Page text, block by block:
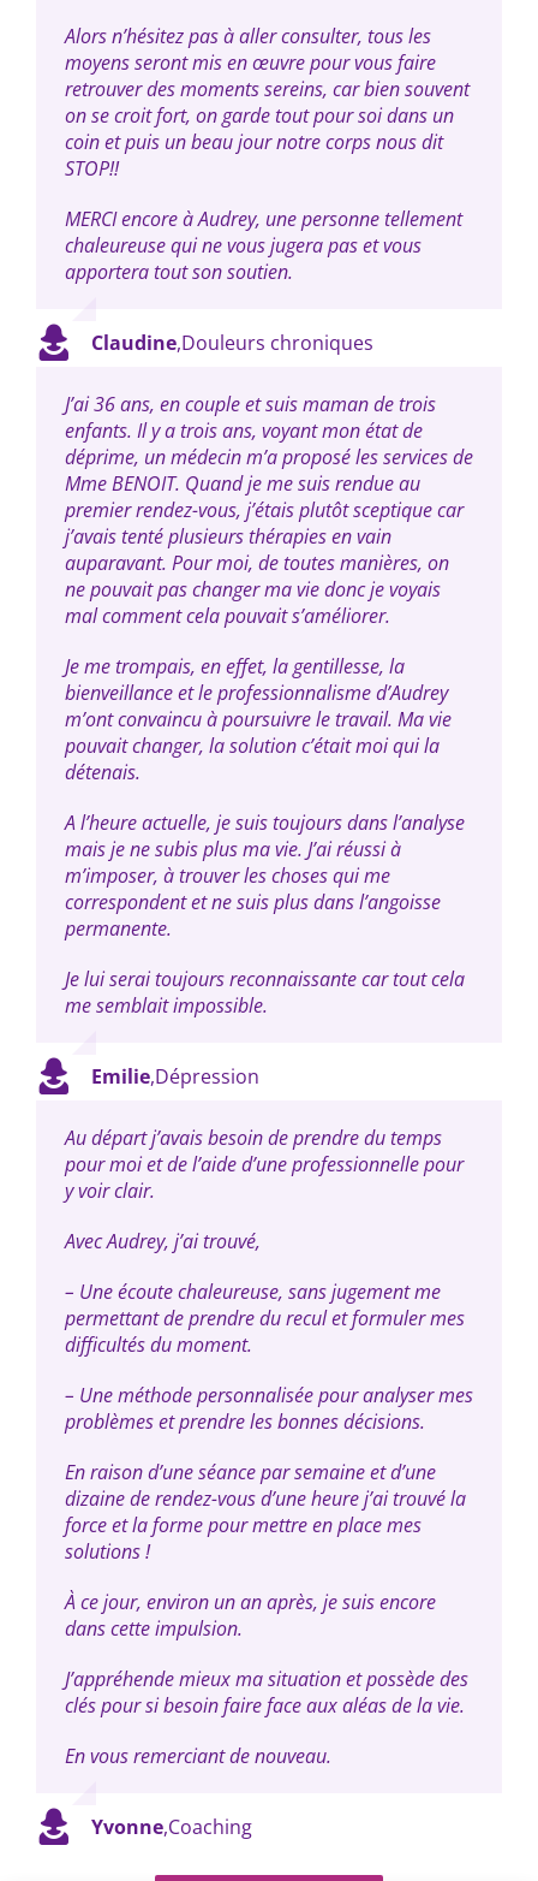
Alors n’hésitez pas à aller consulter, tous les
moyens seront mis en œuvre pour vous faire
retrouver des moments sereins, car bien souvent
on se croit fort, on garde tout pour soi dans un
coin et puis un beau jour notre corps nous dit
STOP!!
MERCI encore à Audrey, une personne tellement
chaleureuse qui ne vous jugera pas et vous
apportera tout son soutien.
Claudine,Douleurs chroniques
J’ai 36 ans, en couple et suis maman de trois
enfants. Il y a trois ans, voyant mon état de
déprime, un médecin m’a proposé les services de
Mme BENOIT. Quand je me suis rendue au
premier rendez-vous, j’étais plutôt sceptique car
j’avais tenté plusieurs thérapies en vain
auparavant. Pour moi, de toutes manières, on
ne pouvait pas changer ma vie donc je voyais
mal comment cela pouvait s’améliorer.
Je me trompais, en effet, la gentillesse, la
bienveillance et le professionnalisme d’Audrey
m’ont convaincu à poursuivre le travail. Ma vie
pouvait changer, la solution c’était moi qui la
détenais.
A l’heure actuelle, je suis toujours dans l’analyse
mais je ne subis plus ma vie. J’ai réussi à
m’imposer, à trouver les choses qui me
correspondent et ne suis plus dans l’angoisse
permanente.
Je lui serai toujours reconnaissante car tout cela
me semblait impossible.
Emilie,Dépression
Au départ j’avais besoin de prendre du temps
pour moi et de l’aide d’une professionnelle pour
y voir clair.
Avec Audrey, j’ai trouvé,
– Une écoute chaleureuse, sans jugement me
permettant de prendre du recul et formuler mes
difficultés du moment.
– Une méthode personnalisée pour analyser mes
problèmes et prendre les bonnes décisions.
En raison d’une séance par semaine et d’une
dizaine de rendez-vous d’une heure j’ai trouvé la
force et la forme pour mettre en place mes
solutions !
À ce jour, environ un an après, je suis encore
dans cette impulsion.
J’appréhende mieux ma situation et possède des
clés pour si besoin faire face aux aléas de la vie.
En vous remerciant de nouveau.
Yvonne,Coaching